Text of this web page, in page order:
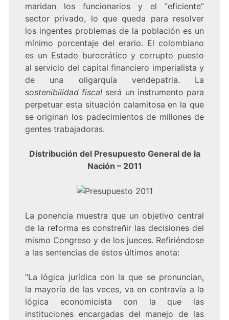
maridan los funcionarios y el “eficiente”
sector privado, lo que queda para resolver
los ingentes problemas de la población es un
mínimo porcentaje del erario. El colombiano
es un Estado burocrático y corrupto puesto
al servicio del capital financiero imperialista y
de una oligarquía vendepatria. La
sostenibilidad fiscal será un instrumento para
perpetuar esta situación calamitosa en la que
se originan los padecimientos de millones de
gentes trabajadoras.
Distribución del Presupuesto General de la
Nación – 2011
La ponencia muestra que un objetivo central
de la reforma es constreñir las decisiones del
mismo Congreso y de los jueces. Refiriéndose
a las sentencias de éstos últimos anota:
“La lógica jurídica con la que se pronuncian,
la mayoría de las veces, va en contravía a la
lógica economicista con la que las
instituciones encargadas del manejo de las